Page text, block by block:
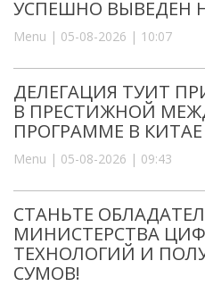
УСПЕШНО ВЫВЕДЕН
Menu | 05-08-2026 | 10:07
ДЕЛЕГАЦИЯ ТУИТ
В ПРЕСТИЖНОЙ
ПРОГРАММЕ В КИТАЕ
Menu | 05-08-2026 | 09:43
СТАНЬТЕ
МИНИСТЕРСТВА
ТЕХНОЛОГИЙ И
СУМОВ!